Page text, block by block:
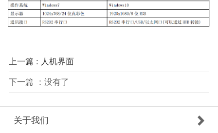
上一篇 : 人机界面
下一篇 ：没有了
关于我们